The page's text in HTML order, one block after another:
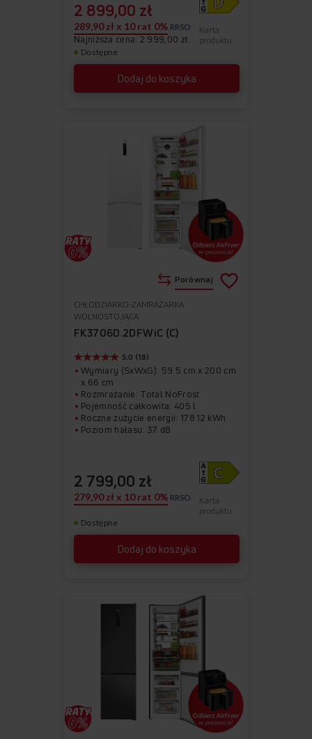
Dodaj do koszyka
Karta
produktu
2 899,00 zł
289,90 zł x 10 rat 0% RRSO
Najniższa cena: 2 999,00 zł
Dostępne
CHŁODZIARKO-ZAMRAŻARKA
WOLNOSTOJĄCA
FK3706D.2DFWiC (C)
Dodaj do koszyka
5.0 (18)
Wymiary (SxWxG): 59.5 cm x 200 cm
x 66 cm
Rozmrażanie: Total NoFrost
Pojemność całkowita: 405 l
Roczne zużycie energii: 178.12 kWh
Poziom hałasu: 37 dB
Karta
produktu
2 799,00 zł
279,90 zł x 10 rat 0% RRSO
Dostępne
Porównaj